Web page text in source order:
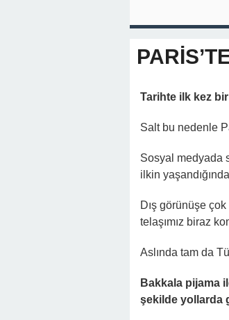
Tarihte ilk kez
Salt bu nedenle
Sosyal medyada
ilkin
Dış görünüşe
telaşımız biraz
Aslında tam da
Bakkala pijama
şekilde yollarda